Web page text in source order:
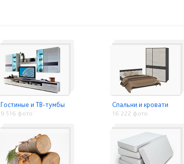
Гостиные и ТВ-тумбы
9 516 фото
Спальни и кровати
16 222 фото